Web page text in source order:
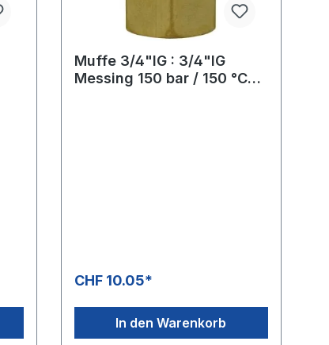
Muffe 3/4"IG : 3/4"IG
Messing 150 bar / 150 °C
CHF 10.05*
In den Warenkorb